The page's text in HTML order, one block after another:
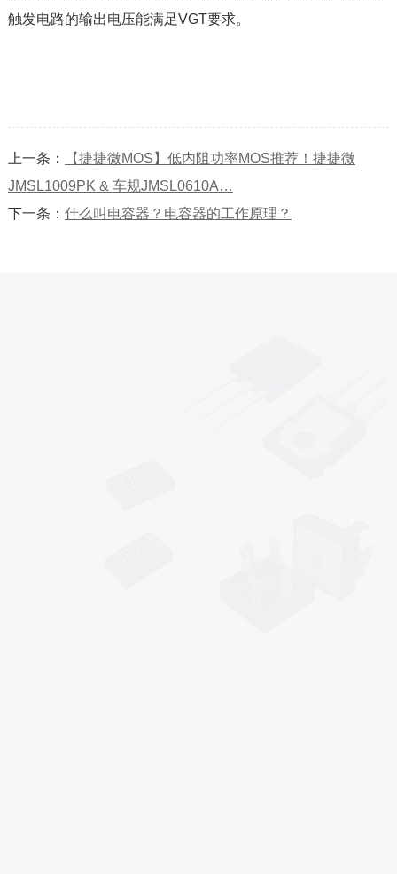
触发电路的输出电压能满足VGT要求。
上一条：
【捷捷微MOS】低内阻功率MOS推荐！捷捷微
JMSL1009PK & 车规JMSL0610A…
下一条： 什么叫电容器？电容器的工作原理？